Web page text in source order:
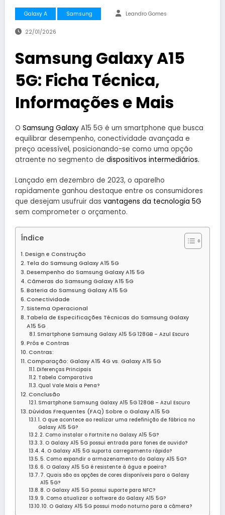
Galaxy A Samsung Leandro Gomes
22/01/2026
Samsung Galaxy A15
5G: Ficha Técnica,
Informações e Mais
O Samsung Galaxy A15 5G é um smartphone que busca
equilibrar desempenho, conectividade avançada e
preço acessível, posicionando-se como uma opção
atraente no segmento de dispositivos intermediários.
Lançado em dezembro de 2023, o aparelho
rapidamente ganhou destaque entre os consumidores
que desejam usufruir das vantagens da tecnologia 5G
sem comprometer o orçamento.
Índice
Design e Construção
Tela do Samsung Galaxy A15 5G
Desempenho do Samsung Galaxy A15 5G
Câmeras do Samsung Galaxy A15 5G
Bateria do Samsung Galaxy A15 5G
Conectividade
Sistema Operacional
Tabela de Especificações Técnicas do Samsung Galaxy
A15 5G
Smartphone Samsung Galaxy A15 5G 128GB – Azul Escuro
Prós e Contras
Contras:
Comparação: Galaxy A15 4G vs. Galaxy A15 5G
Diferenças Principais
Tabela Comparativa
Qual Vale Mais a Pena?
Conclusão
Smartphone Samsung Galaxy A15 5G 128GB – Azul Escuro
Dúvidas Frequentes (FAQ) Sobre o Galaxy A15 5G
1. O que acontece ao realizar uma redefinição de fábrica no
Galaxy A15 5G?
2. Como instalar o Fortnite no Galaxy A15 5G?
3. O Galaxy A15 5G possui entrada para fones de ouvido?
4. O Galaxy A15 5G suporta carregamento rápido?
5. Como expandir o armazenamento do Galaxy A15 5G?
6. O Galaxy A15 5G é resistente à água e poeira?
7. Quais são as opções de cores disponíveis para o Galaxy
A15 5G?
8. O Galaxy A15 5G possui suporte para NFC?
9. Como atualizar o software do Galaxy A15 5G?
10. O Galaxy A15 5G possui modo noturno para a câmera?